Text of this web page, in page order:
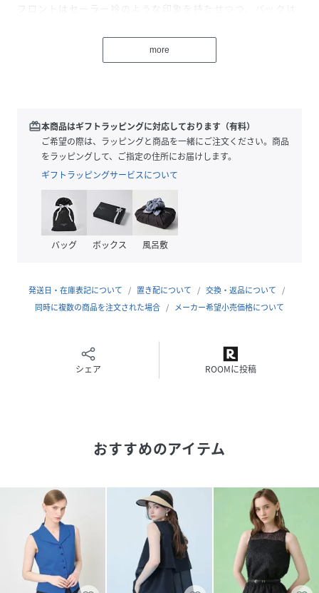
フロントはセーラー衿のような印象を持たせつつ、バックは
甘さを抑え、大人の女性が取り入れやすいセーラーブラウス
同シリーズのパンツ（品番10262712070）とのセットアップ
はエフォートレスな印象でお勧めの着こなしです。
ご自宅で手洗い可能なのが嬉しいポイント。
【付属】なし
【裏地】なし
【透け感】ホワイトはややあり
【ケア方法】手洗い可
【着用感・生地の厚さ】落ち感があり薄すぎず、ややしっか
二つの海の表情から生まれたANAYIのサマーコレクション。
夏の装いに、軽やかで美しい彩りを添えます。
ホワイト・ブルー着用 model:172cm 着用サイズ:38
ピックベージュ・ネイビー着用 model:173cm 着用サイ
ズ:38
more
redeem本商品はギフトラッピングに対応しております（有料）
ご希望の際は、ラッピングと商品を一緒にご注文ください。商品
をラッピングして、ご指定の住所にお届けします。
ギフトラッピングサービスについて
バッグ ボックス 風呂敷
発送日・在庫表記について 置き配について
交換・返品について
同時に複数の商品を注文された場合
メーカー希望小売価格について
シェア ROOMに投稿
おすすめのアイテム